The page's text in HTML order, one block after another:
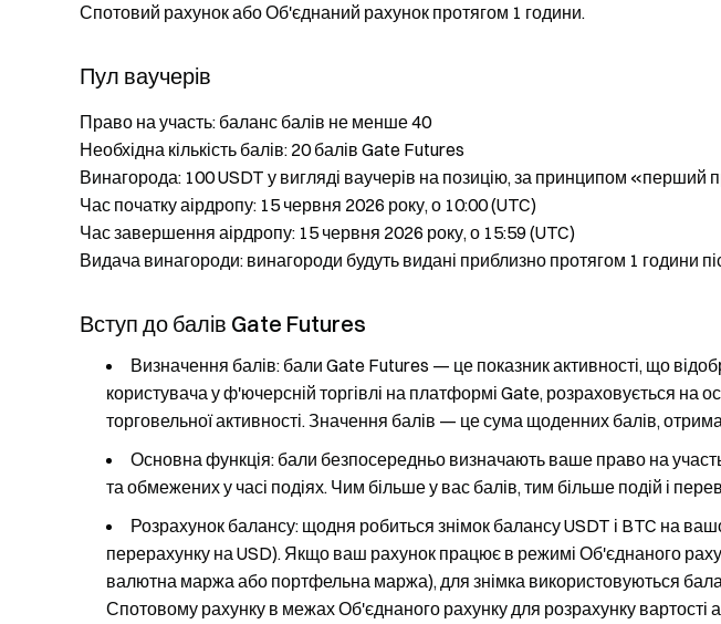
Спотовий рахунок або Об'єднаний рахунок протягом 1 години.
Пул ваучерів
Право на участь: баланс балів не менше 40
Необхідна кількість балів: 20 балів Gate Futures
Винагорода: 100 USDT у вигляді ваучерів на позицію, за принципом
Час початку аірдропу: 15 червня 2026 року, о 10:00 (UTC)
Час завершення аірдропу: 15 червня 2026 року, о 15:59 (UTC)
Видача винагороди: винагороди будуть видані приблизно протягом 1 години
Вступ до балів Gate Futures
Визначення балів: бали Gate Futures — це показник активності, що
користувача у ф'ючерсній торгівлі на платформі Gate, розраховується на
торговельної активності. Значення балів — це сума щоденних балів,
Основна функція: бали безпосередньо визначають ваше право на
та обмежених у часі подіях. Чим більше у вас балів, тим більше подій і
Розрахунок балансу: щодня робиться знімок балансу USDT і BTC на
перерахунку на USD). Якщо ваш рахунок працює в режимі Об'єднаного
валютна маржа або портфельна маржа), для знімка використовуються
Спотовому рахунку в межах Об'єднаного рахунку для розрахунку вартості